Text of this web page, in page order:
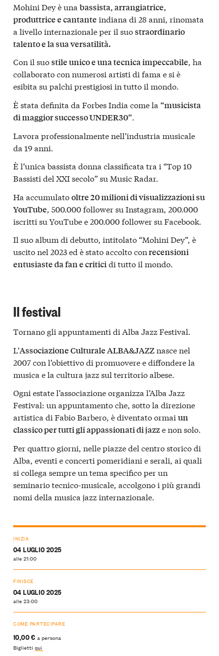
Mohini Dey è una bassista, arrangiatrice,
produttrice e cantante indiana di 28 anni, rinomata
a livello internazionale per il suostraordinario
talento e la sua versatilità.
Con il suostile unico e una tecnica impeccabile, ha
collaborato con numerosi artisti di fama e si è
esibita su palchi prestigiosi in tutto il mondo.
È stata definita da Forbes India come la “musicista
di maggior successo UNDER30”.
Lavora professionalmente nell’industria musicale
da 19 anni.
È l’unica bassista donna classificata tra i “Top 10
Bassisti del XXI secolo” su Music Radar.
Ha accumulatooltre 20 milioni di visualizzazioni su
YouTube, 500.000 follower su Instagram, 200.000
iscritti su YouTube e 200.000 follower su Facebook.
Il suo album di debutto, intitolato “Mohini Dey”, è
uscito nel 2023 ed è stato accolto conrecensioni
entusiaste da fan e criticidi tutto il mondo.
Il festival
Tornano gli appuntamenti di Alba Jazz Festival.
L’Associazione Culturale ALBA&JAZZnasce nel
2007 con l’obiettivo di promuovere e diffondere la
musica e la cultura jazz sul territorio albese.
Ogni estate l’associazione organizza l’Alba Jazz
Festival: un appuntamento che, sotto la direzione
artistica di Fabio Barbero, è diventato ormai un
classico per tutti gli appassionati di jazze non solo.
Per quattro giorni, nelle piazze del centro storico di
Alba, eventi e concerti pomeridiani e serali, ai quali
si collega sempre un tema specifico per un
seminario tecnico-musicale, accolgono i più grandi
nomi della musica jazz internazionale.
INIZIA
04 LUGLIO 2025
alle 21:00
FINISCE
04 LUGLIO 2025
alle 23:00
COME PARTECIPARE
10,00 €a persona
Biglietti qui